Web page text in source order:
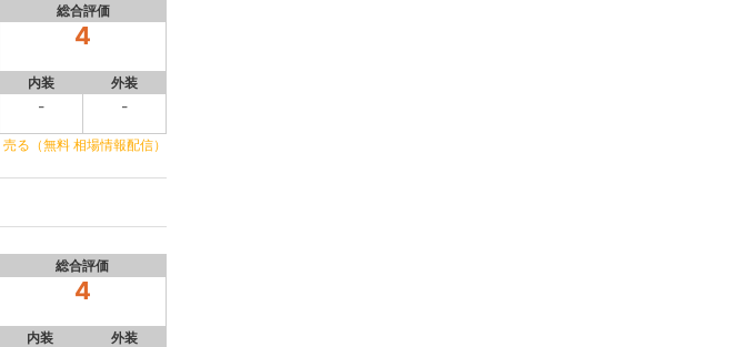
総合評価
4
内装 外装
- -
る（無料 相場情報配信）
総合評価
4
内装 外装